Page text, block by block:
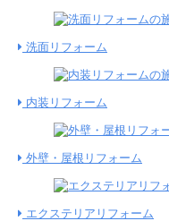
洗面リフォーム
内装リフォーム
外壁・屋根リフォーム
エクステリアリフォーム